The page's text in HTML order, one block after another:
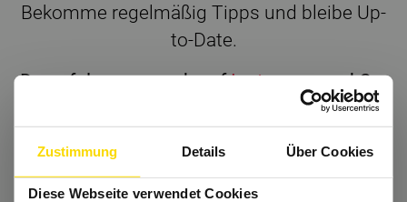
Zustimmung Details Über Cookies
Diese Webseite verwendet Cookies
Bekomme regelmäßig Tipps und bleibe Up-
to-Date.
Dann folge uns auch aufInstagramund Co.
Wir freuen uns auf Dich.